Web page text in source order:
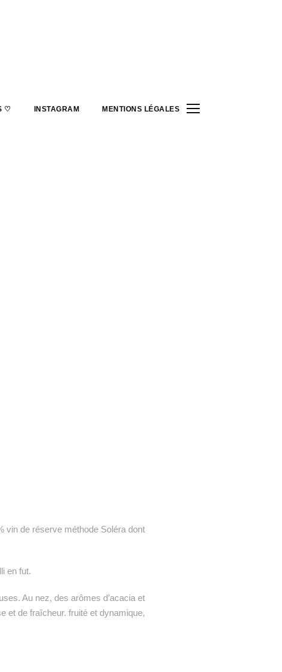
♡ INSTAGRAM MENTIONS LÉGALES
vin de réserve méthode Soléra dont
en fut.
Au nez, des arômes d’acacia et
et de fraîcheur. fruité et dynamique,